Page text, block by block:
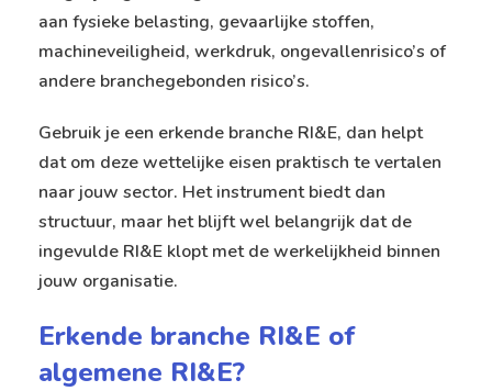
aan fysieke belasting, gevaarlijke stoffen,
machineveiligheid, werkdruk, ongevallenrisico’s of
andere branchegebonden risico’s.
Gebruik je een erkende branche RI&E, dan helpt
dat om deze wettelijke eisen praktisch te vertalen
naar jouw sector. Het instrument biedt dan
structuur, maar het blijft wel belangrijk dat de
ingevulde RI&E klopt met de werkelijkheid binnen
jouw organisatie.
Erkende branche RI&E of
algemene RI&E?